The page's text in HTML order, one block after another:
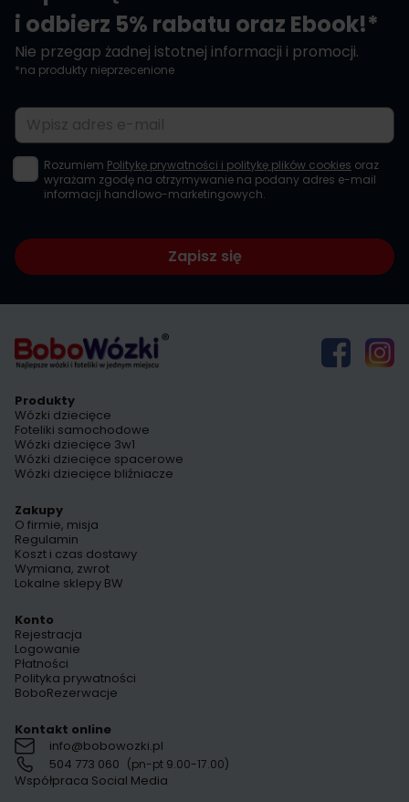
i odbierz 5% rabatu oraz Ebook!*
Nie przegap żadnej istotnej informacji i promocji.
*na produkty nieprzecenione
Adres e-mail
Rozumiem Politykę prywatności i politykę plików cookies oraz
wyrażam zgodę na otrzymywanie na podany adres e-mail
informacji handlowo-marketingowych.
Zapisz się
Produkty
Wózki dziecięce
Foteliki samochodowe
Wózki dziecięce 3w1
Wózki dziecięce spacerowe
Wózki dziecięce bliźniacze
Zakupy
O firmie, misja
Regulamin
Koszt i czas dostawy
Wymiana, zwrot
Lokalne sklepy BW
Konto
Rejestracja
Logowanie
Płatności
Polityka prywatności
BoboRezerwacje
Kontakt online
info@bobowozki.pl
504 773 060 (pn-pt 9.00-17.00)
Współpraca Social Media